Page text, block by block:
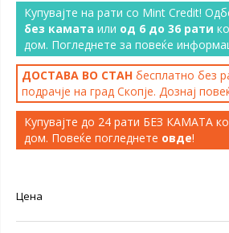
Купувајте на рати со Mint Credit!
без камата или од 6 до 36 рати
дом. Погледнете за повеќе
ДОСТАВА ВО СТАН бесплатно без
подрачје на град Скопје. Дознај
Купувајте до 24 рати БЕЗ КАМАТА
дом. Повеќе погледнете овде!
Цена